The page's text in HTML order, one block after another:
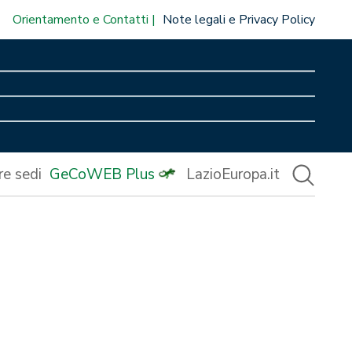
Orientamento e Contatti Note legali e Privacy Policy
sedi GeCoWEB Plus LazioEuropa.it